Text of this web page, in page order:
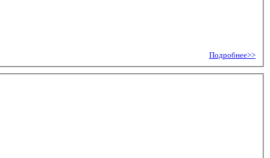
Подробнее>>